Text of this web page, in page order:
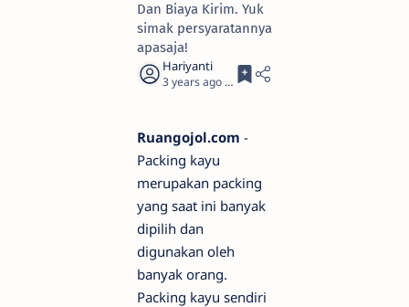
Dan Biaya Kirim. Yuk
simak persyaratannya
apasaja!
3 years ago 3
Ruangojol.com -
Packing kayu
merupakan packing
yang saat ini banyak
dipilih dan
digunakan oleh
banyak orang.
Packing kayu sendiri